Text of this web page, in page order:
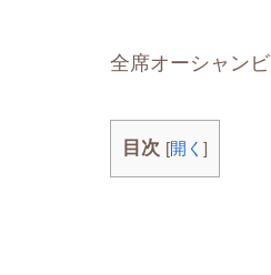
全席オーシャン
目次 [開く ]